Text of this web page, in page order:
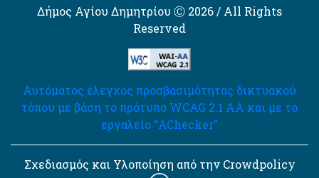
Δήμος Αγίου Δημητρίου Ⓒ 2026 / All Rights
Reserved
Αυτόματος έλεγχος προσβασιμότητας δικτυακού
τόπου με βάση το πρότυπο WCAG 2.1 AA και με το
εργαλείο “AChecker”
Σχεδιασμός και Υλοποίηση από την Crowdpolicy